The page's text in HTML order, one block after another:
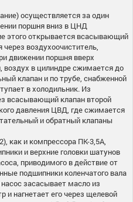
осуществляется за один
поршня вниз в ЦНД
этого открывается всасывающий
воздухоочиститель,
движении поршня вверх
в цилиндре сжимается до
клапан и по трубе, снабженной
в холодильник. Из
всасывающий клапан второй
давления ЦВД, где сжимается
и обратный клапаны
как и компрессора ПК-3,5А,
и верхние головки шатунов
приводимого в действие от
подшипники коленчатого вала
засасывает масло из
нагнетает его через щелевой